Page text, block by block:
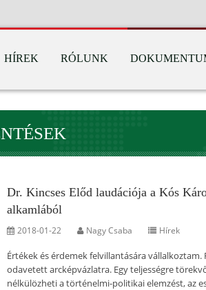
HÍREK RÓLUNK
Dr. Kincses Előd laudációja a Kós
alkamlából
2018-01-22 Nagy Csaba Hírek
Értékek és érdemek felvillantására
odavetett arcképvázlatra. Egy teljességre
nélkülözheti a történelmi-politikai elemzést, az